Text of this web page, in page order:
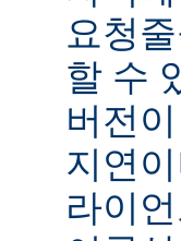
요청
할 수
버전
지연
라이